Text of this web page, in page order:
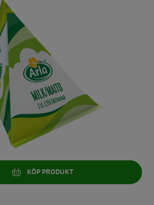
KÖP PRODUKT